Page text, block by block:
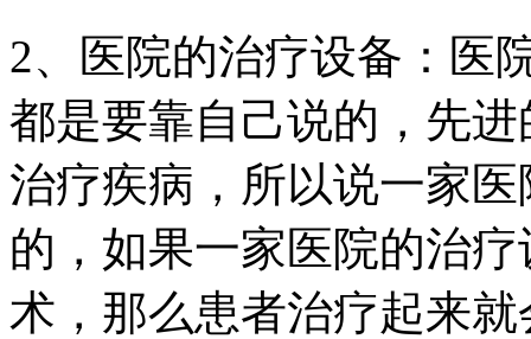
2、医院的治疗设备：医
都是要靠自己说的，先
治疗疾病，所以说一家
的，如果一家医院的治
术，那么患者治疗起来